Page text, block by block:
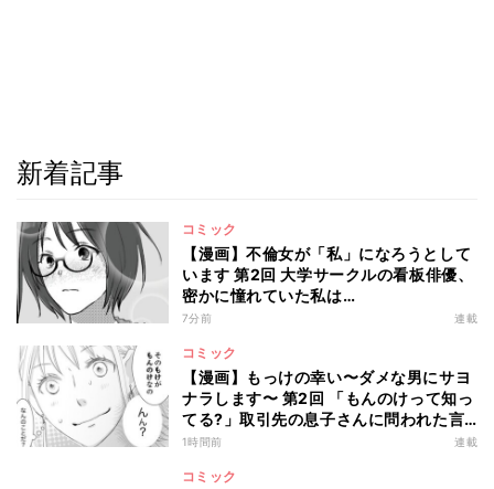
新着記事
コミック
【漫画】不倫女が「私」になろうとして
います 第2回 大学サークルの看板俳優、
密かに憧れていた私は…
7分前 連載
コミック
【漫画】もっけの幸い〜ダメな男にサヨ
ナラします〜 第2回 「もんのけって知っ
てる?」取引先の息子さんに問われた言
葉は…
1時間前 連載
コミック